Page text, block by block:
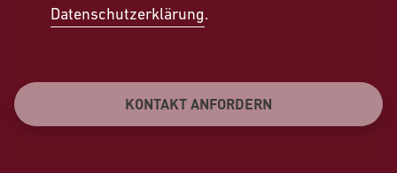
Datenschutzerklärung.
KONTAKT ANFORDERN